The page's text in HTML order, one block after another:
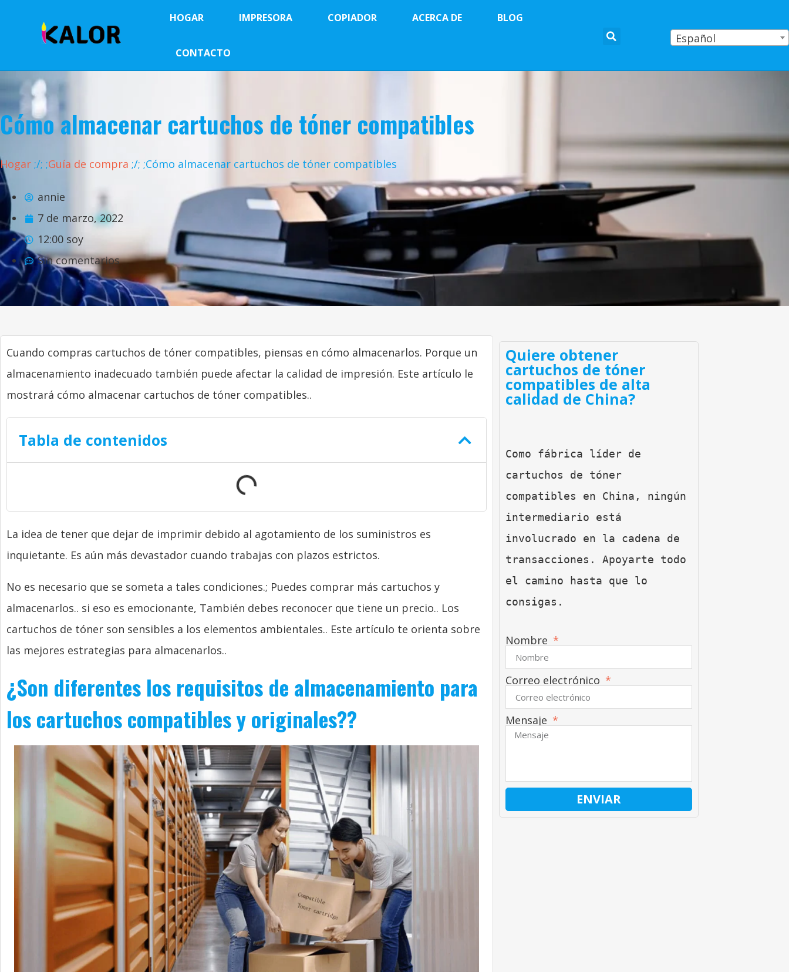
HOGAR IMPRESORA COPIADOR ACERCA DE BLOG
CONTACTO
Español
Cómo almacenar cartuchos de tóner compatibles
Hogar ;/; ;Guía de compra ;/; ;Cómo almacenar cartuchos de tóner compatibles
annie
7 de marzo, 2022
12:00 soy
Sin comentarios
Cuando compras cartuchos de tóner compatibles, piensas en cómo almacenarlos. Porque un
almacenamiento inadecuado también puede afectar la calidad de impresión. Este artículo le
mostrará cómo almacenar cartuchos de tóner compatibles..
Tabla de contenidos
La idea de tener que dejar de imprimir debido al agotamiento de los suministros es
inquietante. Es aún más devastador cuando trabajas con plazos estrictos.
No es necesario que se someta a tales condiciones.; Puedes comprar más cartuchos y
almacenarlos.. si eso es emocionante, También debes reconocer que tiene un precio.. Los
cartuchos de tóner son sensibles a los elementos ambientales.. Este artículo te orienta sobre
las mejores estrategias para almacenarlos..
¿Son diferentes los requisitos de almacenamiento para
los cartuchos compatibles y originales??
Quiere obtener
cartuchos de tóner
compatibles de alta
calidad de China?
Como fábrica líder de
cartuchos de tóner
compatibles en China, ningún
intermediario está
involucrado en la cadena de
transacciones. Apoyarte todo
el camino hasta que lo
consigas.
Nombre
Correo electrónico
Mensaje
ENVIAR